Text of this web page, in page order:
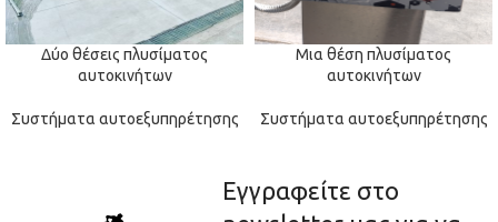
Δύο θέσεις πλυσίματος
αυτοκινήτων
Συστήματα αυτοεξυπηρέτησης
Μια θέση πλυσίματος
αυτοκινήτων
Συστήματα αυτοεξυπηρέτησης
Εγγραφείτε στο